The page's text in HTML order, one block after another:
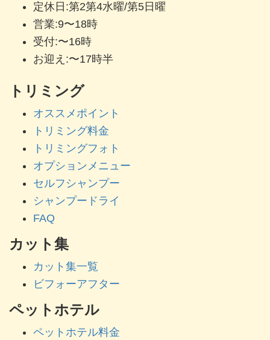
定休日:第2第4水曜/第5日曜
営業:9〜18時
受付:〜16時
お迎え:〜17時半
トリミング
オススメポイント
トリミング料金
トリミングフォト
オプションメニュー
セルフシャンプー
シャンプードライ
FAQ
カット集
カット集一覧
ビフォーアフター
ペットホテル
ペットホテル料金